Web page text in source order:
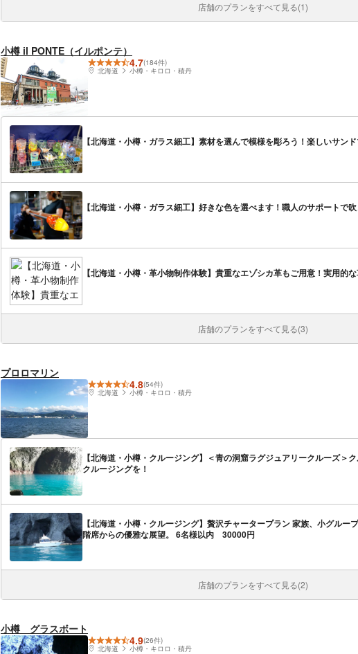
店舗のプランをすべて見る(1)
小樽 il PONTE（イルポンテ）
4.7(184件)
北海道
小樽・キロロ・積丹
【北海道・小樽・ガラス細工】素材を選んで模様を彫ろう！楽しいサン
【北海道・小樽・ガラス細工】好きな色を選べます！職人のサポートで
【北海道・小樽・革小物制作体験】貴重なエゾシカ革もご用意！実用的
店舗のプランをすべて見る(3)
プロロマリン
4.8(54件)
北海道
小樽・キロロ・積丹
【北海道・小樽・クルージング】＜青の洞窟ラグジュアリークルーズ＞
クルージングを！
【北海道・小樽・クルージング】贅沢チャータープラン 家族、小グルー
階席からの優雅な展望。 6名様以内 30000円
店舗のプランをすべて見る(2)
小樽 グラスボート
4.9(26件)
北海道
小樽・キロロ・積丹